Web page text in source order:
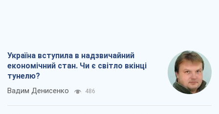
Україна вступила в надзвичайний
економічний стан. Чи є світло вкінці
тунелю?
Вадим Денисенко 486